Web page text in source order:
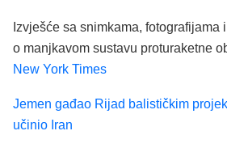
Izvješće sa snimkama, fotografijama
o manjkavom sustavu proturaketne
New York Times
Jemen gađao Rijad balističkim
učinio Iran